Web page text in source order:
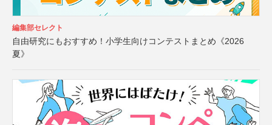
編集部セレクト
自由研究にもおすすめ！小学生向けコンテストまとめ《2026
夏》